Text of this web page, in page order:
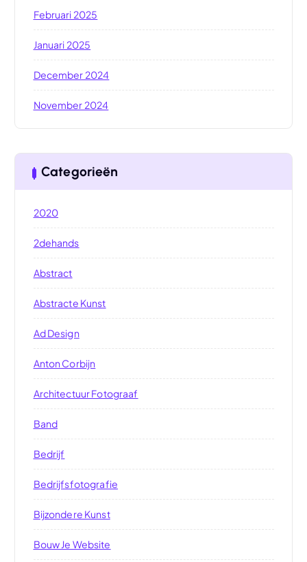
Februari 2025
Januari 2025
December 2024
November 2024
Categorieën
2020
2dehands
Abstract
Abstracte Kunst
Ad Design
Anton Corbijn
Architectuur Fotograaf
Band
Bedrijf
Bedrijfsfotografie
Bijzondere Kunst
Bouw Je Website